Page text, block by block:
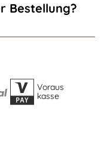
Bestellung?
Voraus
kasse